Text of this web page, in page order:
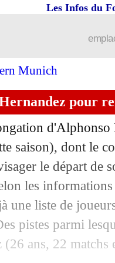
Munich
Les Infos du
pour
d'Alphonso
saison), dont le
le départ de
les
une liste de
pistes parmi
(26 ans, 22 matchs
les compos
Luis Enrique peu
de la patience
pour les
de différence
craint
détourner
Enrique n'a